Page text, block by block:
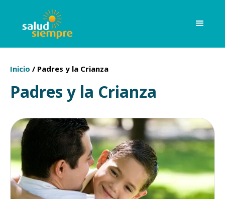
Inicio / Padres y la Crianza
Padres y la Crianza